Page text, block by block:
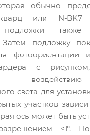
обычно
или N-BK7
подложки
Затем подложку
с
света для
участков
ось может быть
<1°.